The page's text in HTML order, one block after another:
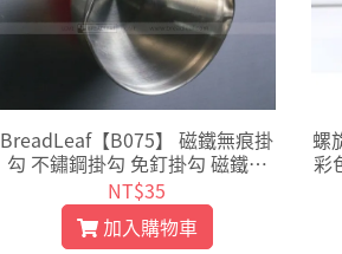
BreadLeaf【B075】 磁鐵無痕掛
勾 不鏽鋼掛勾 免釘掛勾 磁鐵掛
勾 多功能掛勾 磁吸掛勾 吊掛
NT$35
加入購物車
螺
彩